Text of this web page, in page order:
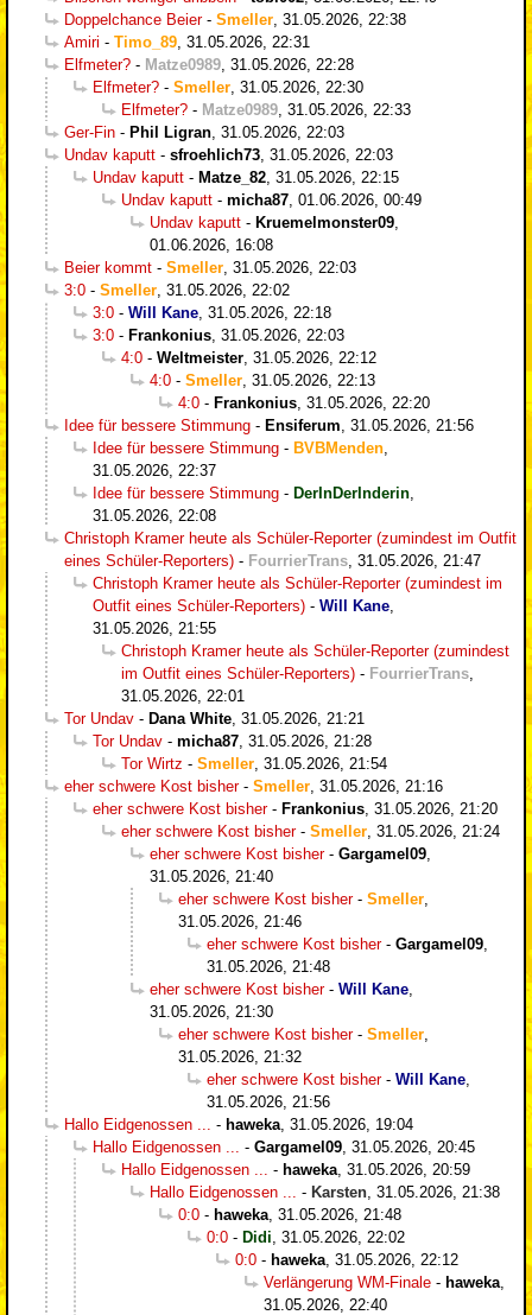
Doppelchance Beier- Smeller 31.05.2026, 22:38
Amiri - Timo_89 31.05.2026, 22:31
Elfmeter? - Matze0989 31.05.2026, 22:28
Elfmeter? - Smeller 31.05.2026, 22:30
Elfmeter? - Matze0989 31.05.2026, 22:33
Ger-Fin - Phil Ligran 31.05.2026, 22:03
Undav kaputt - sfroehlich73 31.05.2026, 22:03
Undav kaputt - Matze_82 31.05.2026, 22:15
Undav kaputt - micha87 01.06.2026, 00:49
Undav kaputt - Kruemelmonster09
01.06.2026, 16:08
Beier kommt - Smeller 31.05.2026, 22:03
3:0 - Smeller 31.05.2026, 22:02
3:0 - Will Kane 31.05.2026, 22:18
3:0 - Frankonius 31.05.2026, 22:03
4:0 - Weltmeister 31.05.2026, 22:12
4:0 - Smeller 31.05.2026, 22:13
4:0 - Frankonius 31.05.2026, 22:20
Idee für bessere Stimmung - Ensiferum 31.05.2026, 21:56
Idee für bessere Stimmung - BVBMenden
31.05.2026, 22:37
Idee für bessere Stimmung - DerInDerInderin
31.05.2026, 22:08
Christoph Kramer heute als Schüler-Reporter (zumindest im Outfit
eines Schüler-Reporters) - FourrierTrans 31.05.2026, 21:47
Christoph Kramer heute als Schüler-Reporter (zumindest im
Outfit eines Schüler-Reporters) - Will Kane
31.05.2026, 21:55
Christoph Kramer heute als Schüler-Reporter (zumindest
im Outfit eines Schüler-Reporters) - FourrierTrans
31.05.2026, 22:01
Tor Undav - Dana White 31.05.2026, 21:21
Tor Undav - micha87 31.05.2026, 21:28
Tor Wirtz - Smeller 31.05.2026, 21:54
eher schwere Kost bisher- Smeller 31.05.2026, 21:16
eher schwere Kost bisher- Frankonius 31.05.2026, 21:20
eher schwere Kost bisher- Smeller 31.05.2026, 21:24
eher schwere Kost bisher- Gargamel09
31.05.2026, 21:40
eher schwere Kost bisher- Smeller
31.05.2026, 21:46
eher schwere Kost bisher- Gargamel09
31.05.2026, 21:48
eher schwere Kost bisher- Will Kane
31.05.2026, 21:30
eher schwere Kost bisher- Smeller
31.05.2026, 21:32
eher schwere Kost bisher- Will Kane
31.05.2026, 21:56
Hallo Eidgenossen ...
- haweka 31.05.2026, 19:04
Hallo Eidgenossen ...
- Gargamel09 31.05.2026, 20:45
Hallo Eidgenossen ...
- haweka 31.05.2026, 20:59
Hallo Eidgenossen ...
- Karsten 31.05.2026, 21:38
0:0 - haweka 31.05.2026, 21:48
0:0 - Didi 31.05.2026, 22:02
0:0 - haweka 31.05.2026, 22:12
Verlängerung WM-Finale - haweka
31.05.2026, 22:40